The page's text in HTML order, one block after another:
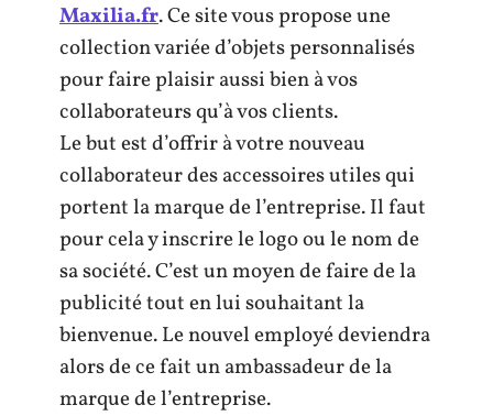
Maxilia.fr. Ce site vous propose une
collection variée d’objets personnalisés
pour faire plaisir aussi bien à vos
collaborateurs qu’à vos clients.
Le but est d’offrir à votre nouveau
collaborateur des accessoires utiles qui
portent la marque de l’entreprise. Il faut
pour cela y inscrire le logo ou le nom de
sa société. C’est un moyen de faire de la
publicité tout en lui souhaitant la
bienvenue. Le nouvel employé deviendra
alors de ce fait un ambassadeur de la
marque de l’entreprise.